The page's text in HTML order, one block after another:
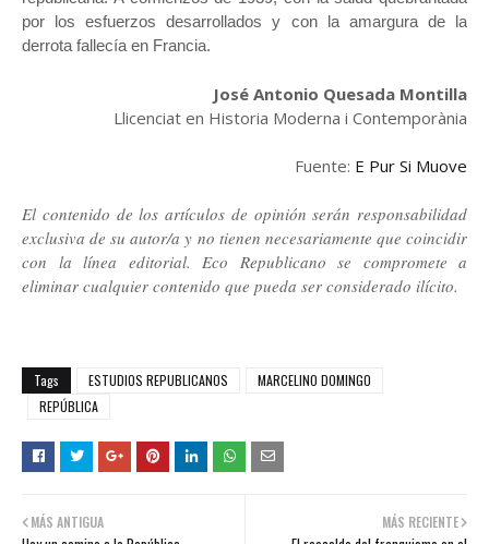
por los esfuerzos desarrollados y con la amargura de la
derrota fallecía en Francia.
José Antonio Quesada Montilla
Llicenciat en Historia Moderna i Contemporània
Fuente: E Pur Si Muove
El contenido de los artículos de opinión serán responsabilidad
exclusiva de su autor/a y no tienen necesariamente que coincidir
con la línea editorial. Eco Republicano se compromete a
eliminar cualquier contenido que pueda ser considerado ilícito.
Tags ESTUDIOS REPUBLICANOS
MARCELINO DOMINGO
REPÚBLICA
MÁS RECIENTE
MÁS ANTIGUA